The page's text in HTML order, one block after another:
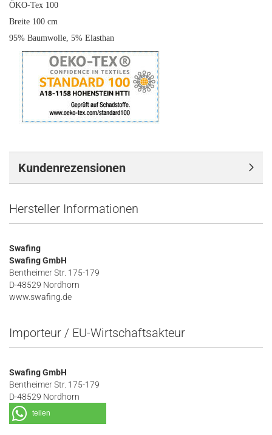
ÖKO-Tex 100
Breite 100 cm
95% Baumwolle, 5% Elasthan
Kundenrezensionen
Hersteller Informationen
Swafing
Swafing GmbH
Bentheimer Str. 175-179
D-48529 Nordhorn
www.swafing.de
Importeur / EU-Wirtschaftsakteur
Swafing GmbH
Bentheimer Str. 175-179
D-48529 Nordhorn
teilen